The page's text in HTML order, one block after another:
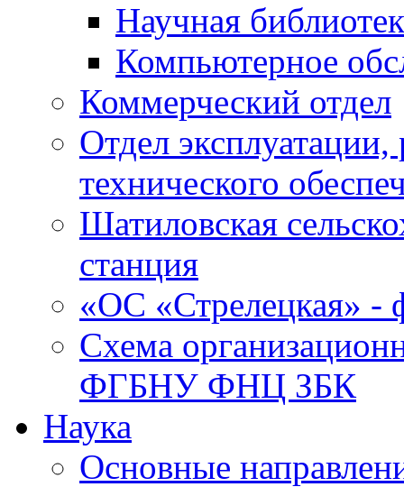
Научная
Компьютерное
Коммерческий отдел
Отдел
технического
Шатиловская
станция
«ОС «Стрелецкая»
Схема
ФГБНУ ФНЦ ЗБК
Наука
Основные